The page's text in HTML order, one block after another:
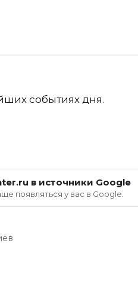
событиях дня.
в источники Google
появляться у вас в Google.